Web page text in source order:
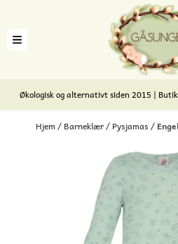
Økologisk og alternativt siden 2015 |
Hjem / Barneklær/ Pysjamas /